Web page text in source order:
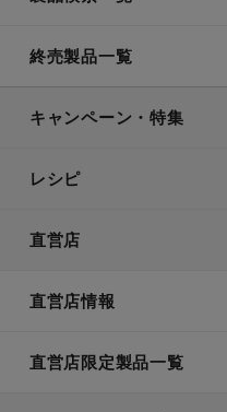
終売製品一覧
キャンペーン・特集
レシピ
直営店
直営店情報
直営店限定製品一覧